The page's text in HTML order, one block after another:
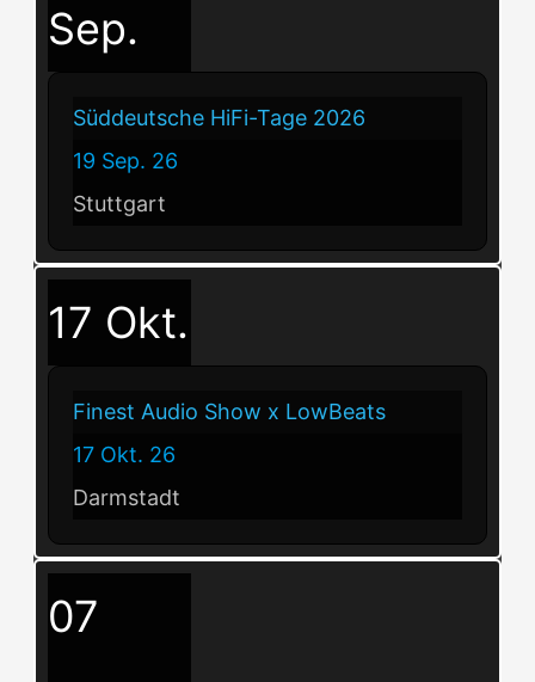
Sep.
Süddeutsche HiFi-Tage 2026
19 Sep. 26
Stuttgart
17 Okt.
Finest Audio Show x LowBeats
17 Okt. 26
Darmstadt
07